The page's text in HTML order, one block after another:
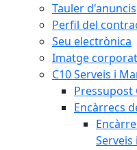
Tauler d'anuncis
Perfil del
Seu electrònica
Imatge
C10 Serveis i
Pressupost
Encàrrecs